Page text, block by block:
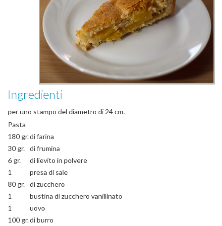
Ingredienti
per uno stampo del diametro di 24 cm.
Pasta
180 gr.di farina
30 gr. di frumina
6 gr.
di lievito in polvere
1
presa di sale
80 gr. di zucchero
1
bustina di zucchero vanillinato
1
uovo
100 gr.di burro